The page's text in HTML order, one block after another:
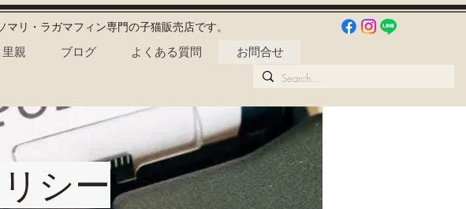
リ・ラガマフィン専門の子猫販売店です。
親 ブログ よくある質問 お問合せ
シー